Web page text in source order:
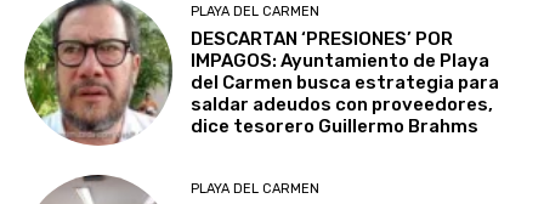
PLAYA DEL CARMEN
DESCARTAN ‘PRESIONES’ POR
IMPAGOS: Ayuntamiento de Playa
del Carmen busca estrategia para
saldar adeudos con proveedores,
dice tesorero Guillermo Brahms
PLAYA DEL CARMEN